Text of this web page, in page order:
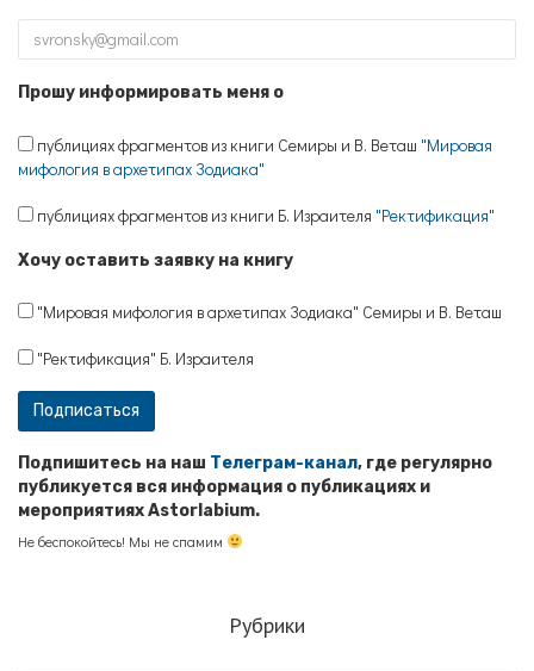
Прошу информировать меня о
публициях фрагментов из книги Семиры и В. Веташ "Мировая
мифология в архетипах Зодиака"
публициях фрагментов из книги Б. Израителя "Ректификация"
Хочу оставить заявку на книгу
"Мировая мифология в архетипах Зодиака" Семиры и В. Веташ
"Ректификация" Б. Израителя
Подпишитесь на наш Телеграм-канал, где регулярно
публикуется вся информация о публикациях и
мероприятиях Astorlabium.
Не беспокойтесь! Мы не спамим
Рубрики